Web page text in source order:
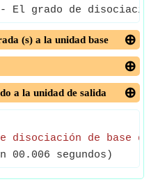
- El grado de
(s) a la unidad base
a la unidad de salida
disociación de base
00.006 segundos)